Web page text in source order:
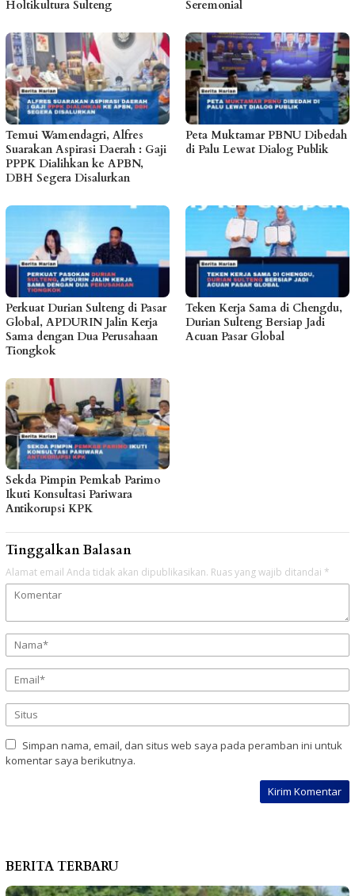
Holtikultura Sulteng
Seremonial
Temui Wamendagri, Alfres
Suarakan Aspirasi Daerah : Gaji
PPPK Dialihkan ke APBN,
DBH Segera Disalurkan
Peta Muktamar PBNU Dibedah
di Palu Lewat Dialog Publik
Perkuat Durian Sulteng di Pasar
Global, APDURIN Jalin Kerja
Sama dengan Dua Perusahaan
Tiongkok
Teken Kerja Sama di Chengdu,
Durian Sulteng Bersiap Jadi
Acuan Pasar Global
Sekda Pimpin Pemkab Parimo
Ikuti Konsultasi Pariwara
Antikorupsi KPK
Tinggalkan Balasan
Alamat email Anda tidak akan dipublikasikan. Ruas yang wajib ditandai *
Simpan nama, email, dan situs web saya pada peramban ini untuk
komentar saya berikutnya.
BERITA TERBARU